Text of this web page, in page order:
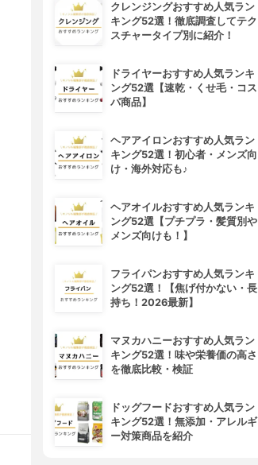
クレンジングおすすめ人気ラン
キング52選！徹底調査してテク
スチャータイプ別に紹介！
ドライヤーおすすめ人気ランキ
ング52選【速乾・くせ毛・コス
パ商品】
ヘアアイロンおすすめ人気ラン
キング52選！初心者・メンズ向
け・海外対応も♪
ヘアオイルおすすめ人気ランキ
ング52選【プチプラ・髪質別や
メンズ向けも！】
フライパンおすすめ人気ランキ
ング52選！【焦げ付かない・長
持ち！2026最新】
マヌカハニーおすすめ人気ラン
キング52選！味や栄養価の高さ
を徹底比較・検証
ドッグフードおすすめ人気ラン
キング52選！無添加・アレルギ
ー対策商品を紹介